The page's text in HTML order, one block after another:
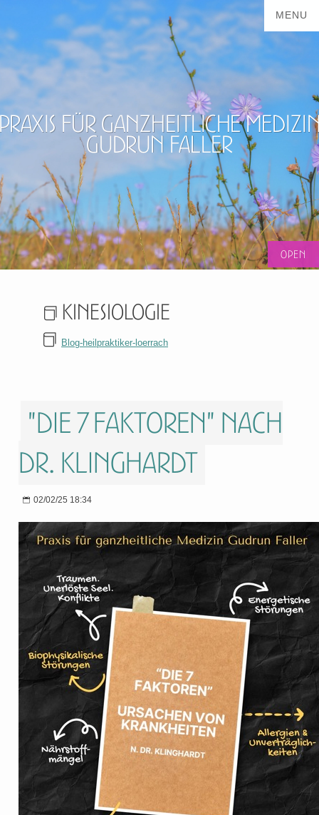
für ganzheitliche
Gudrun Faller
Kinesiologie
Blog-heilpraktiker-loerrach
"Die 7 Faktoren" nach
Dr. Klinghardt
02/02/25 18:34